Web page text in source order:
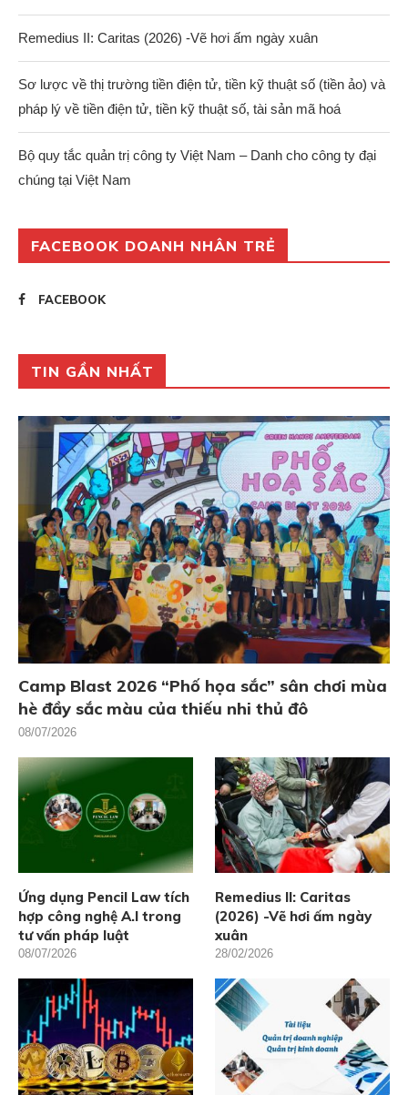
Remedius II: Caritas (2026) -Vẽ hơi ấm ngày xuân
Sơ lược về thị trường tiền điện tử, tiền kỹ thuật số (tiền ảo) và
pháp lý về tiền điện tử, tiền kỹ thuật số, tài sản mã hoá
Bộ quy tắc quản trị công ty Việt Nam – Danh cho công ty đại
chúng tại Việt Nam
FACEBOOK DOANH NHÂN TRẺ
FACEBOOK
TIN GẦN NHẤT
Camp Blast 2026 “Phố họa sắc” sân chơi mùa
hè đầy sắc màu của thiếu nhi thủ đô
08/07/2026
Ứng dụng Pencil Law tích
hợp công nghệ A.I trong
tư vấn pháp luật
08/07/2026
Remedius II: Caritas
(2026) -Vẽ hơi ấm ngày
xuân
28/02/2026